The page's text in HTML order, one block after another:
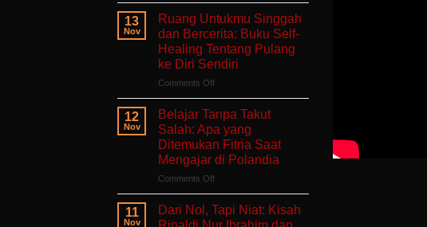
Terlalu
Lelah
Untuk
Mengeluh:
Ruang
Aman
yang
Sedang
Berjuang
13
Nov
Ruang Untukmu Singgah
dan Bercerita: Buku Self-
Healing Tentang Pulang
ke Diri Sendiri
Comments Offon
Untukmu
Singgah
dan
Bercerita:
Buku
Self-
Tentang
Pulang
12
Nov
Belajar Tanpa Takut
Salah: Apa yang
Ditemukan Fitria Saat
Mengajar di Polandia
Comments Offon
Tanpa
Takut
11
Nov
Dari Nol, Tapi Niat: Kisah